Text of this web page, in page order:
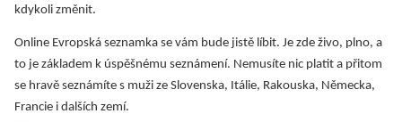
kdykoli změnit.
Online Evropská seznamka se vám bude jistě líbit. Je zde živo, plno, a
to je základem k úspěšnému seznámení. Nemusíte nic platit a přitom
se hravě seznámíte s muži ze Slovenska, Itálie, Rakouska, Německa,
Francie i dalších zemí.